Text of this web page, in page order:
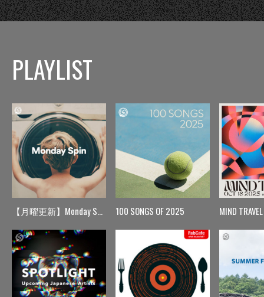
PLAYLIST
【月曜更新】Monday Spin 100 SONGS OF 2025 MIND TRAVEL